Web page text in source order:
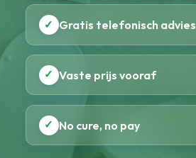
✓ Gratis telefonisch advies
✓ Vaste prijs vooraf
✓ No cure, no pay